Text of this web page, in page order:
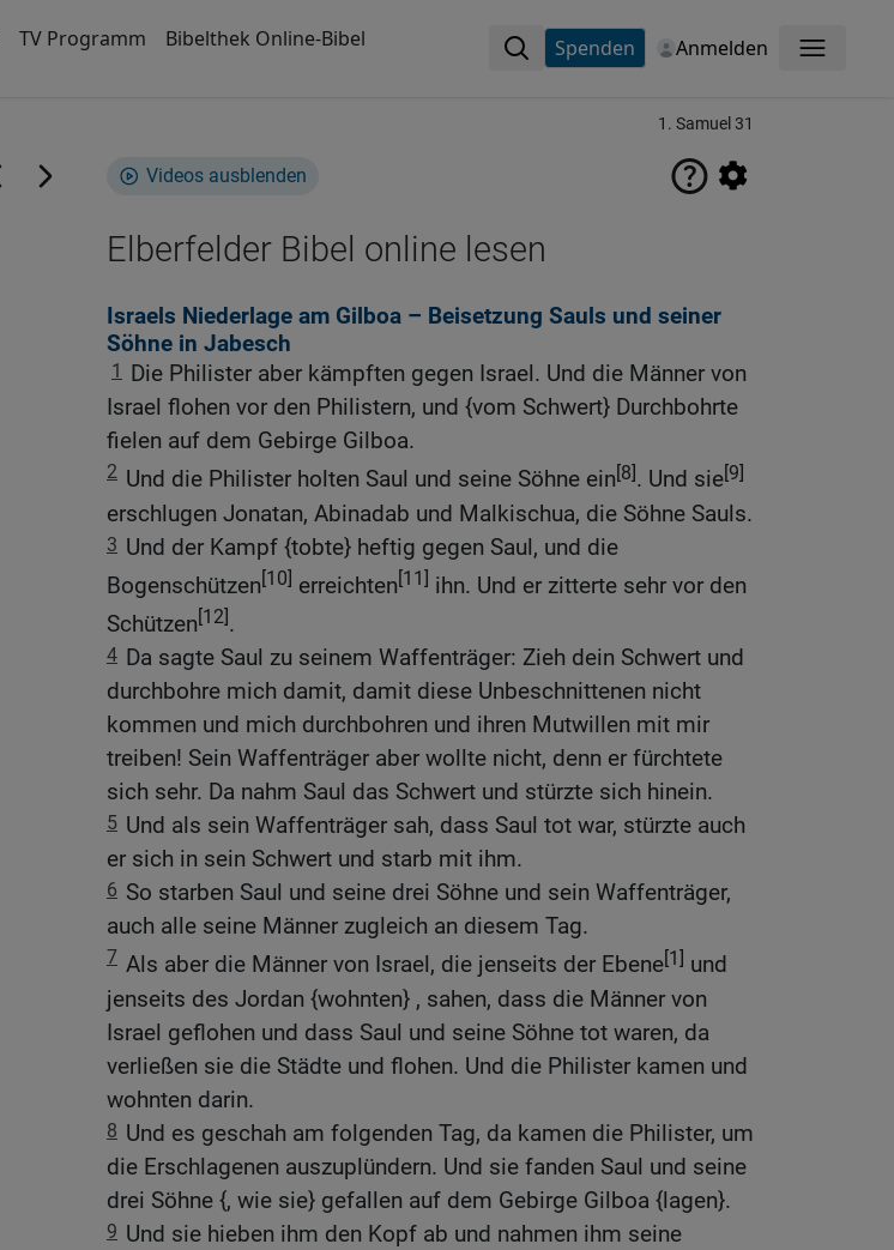
TV Programm Bibelthek Online-Bibel Spenden Anmelden Menü
1. Samuel 31
Videos ausblenden
Elberfelder Bibel online lesen
Israels Niederlage am Gilboa – Beisetzung Sauls und seiner
Söhne in Jabesch
1
Die Philister aber kämpften gegen Israel. Und die Männer von
Israel flohen vor den Philistern, und {vom Schwert} Durchbohrte
fielen auf dem Gebirge Gilboa.
2 Und die Philister holten Saul und seine Söhne ein[8]. Und sie[9]
erschlugen Jonatan, Abinadab und Malkischua, die Söhne Sauls.
3 Und der Kampf {tobte} heftig gegen Saul, und die
Bogenschützen[10] erreichten[11] ihn. Und er zitterte sehr vor den
Schützen[12].
4 Da sagte Saul zu seinem Waffenträger: Zieh dein Schwert und
durchbohre mich damit, damit diese Unbeschnittenen nicht
kommen und mich durchbohren und ihren Mutwillen mit mir
treiben! Sein Waffenträger aber wollte nicht, denn er fürchtete
sich sehr. Da nahm Saul das Schwert und stürzte sich hinein.
5 Und als sein Waffenträger sah, dass Saul tot war, stürzte auch
er sich in sein Schwert und starb mit ihm.
6 So starben Saul und seine drei Söhne und sein Waffenträger,
auch alle seine Männer zugleich an diesem Tag.
7 Als aber die Männer von Israel, die jenseits der Ebene[1] und
jenseits des Jordan {wohnten} , sahen, dass die Männer von
Israel geflohen und dass Saul und seine Söhne tot waren, da
verließen sie die Städte und flohen. Und die Philister kamen und
wohnten darin.
8 Und es geschah am folgenden Tag, da kamen die Philister, um
die Erschlagenen auszuplündern. Und sie fanden Saul und seine
drei Söhne {, wie sie} gefallen auf dem Gebirge Gilboa {lagen}.
9 Und sie hieben ihm den Kopf ab und nahmen ihm seine